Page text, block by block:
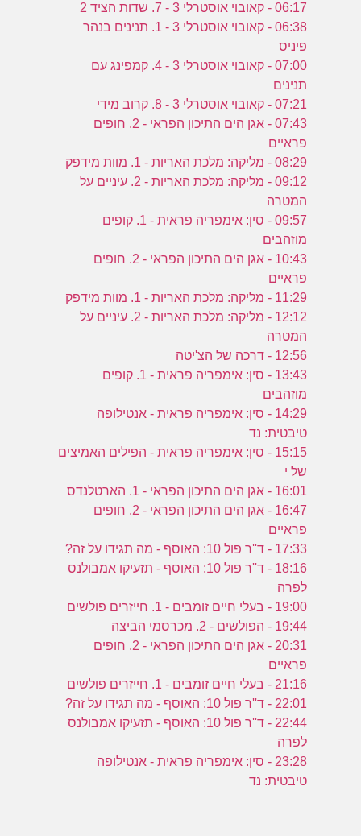
06:17 - קאובוי אוסטרלי 3 - 7. שדות הציד 2
06:38 - קאובוי אוסטרלי 3 - 1. תנינים בנהר
פיניס
07:00 - קאובוי אוסטרלי 3 - 4. קמפינג עם
תנינים
07:21 - קאובוי אוסטרלי 3 - 8. קרוב מידי
07:43 - אגן הים התיכון הפראי - 2. חופים
פראיים
08:29 - מליקה: מלכת האריות - 1. מוות מידפק
09:12 - מליקה: מלכת האריות - 2. עיניים על
המטרה
09:57 - סין: אימפריה פראית - 1. קופים
מוזהבים
10:43 - אגן הים התיכון הפראי - 2. חופים
פראיים
11:29 - מליקה: מלכת האריות - 1. מוות מידפק
12:12 - מליקה: מלכת האריות - 2. עיניים על
המטרה
12:56 - דרכה של הצ'יטה
13:43 - סין: אימפריה פראית - 1. קופים
מוזהבים
14:29 - סין: אימפריה פראית - אנטילופה
טיבטית: נד
15:15 - סין: אימפריה פראית - הפילים האמיצים
של י
16:01 - אגן הים התיכון הפראי - 1. הארטלנדס
16:47 - אגן הים התיכון הפראי - 2. חופים
פראיים
17:33 - ד''ר פול 10: האוסף - מה תגידו על זה?
18:16 - ד''ר פול 10: האוסף - תזעיקו אמבולנס
לפרה
19:00 - בעלי חיים זומבים - 1. חייזרים פולשים
19:44 - הפולשים - 2. מכרסמי הביצה
20:31 - אגן הים התיכון הפראי - 2. חופים
פראיים
21:16 - בעלי חיים זומבים - 1. חייזרים פולשים
22:01 - ד''ר פול 10: האוסף - מה תגידו על זה?
22:44 - ד''ר פול 10: האוסף - תזעיקו אמבולנס
לפרה
23:28 - סין: אימפריה פראית - אנטילופה
טיבטית: נד